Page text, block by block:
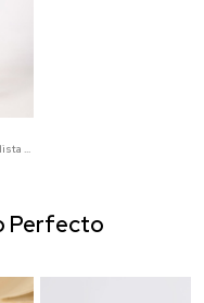
Perfecto